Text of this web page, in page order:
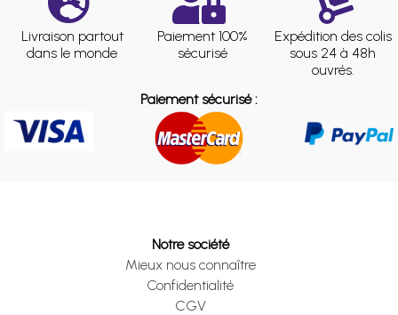
Livraison partout
dans le monde
Paiement 100%
sécurisé
Expédition des colis
sous 24 à 48h
ouvrés.
Paiement sécurisé :
Notre société
Mieux nous connaître
Confidentialité
CGV